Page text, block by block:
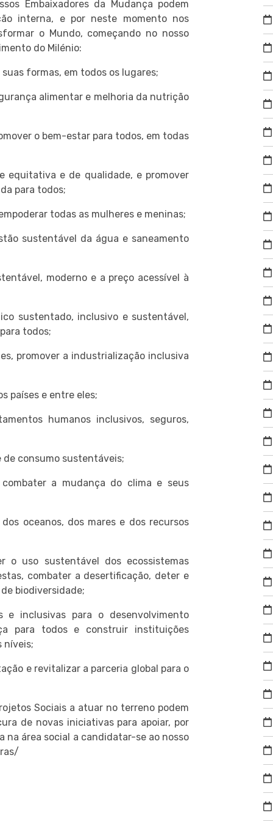
Embaixadores da Mudança podem
interna, e por neste momento nos
o Mundo, começando no nosso
do Milénio:
formas, em todos os lugares;
alimentar e melhoria da nutrição
o bem-estar para todos, em todas
equitativa e de qualidade, e promover
para todos;
todas as mulheres e meninas;
sustentável da água e saneamento
moderno e a preço acessível à
sustentado, inclusivo e sustentável,
todos;
promover a industrialização inclusiva
países e entre eles;
humanos inclusivos, seguros,
consumo sustentáveis;
a mudança do clima e seus
oceanos, dos mares e dos recursos
o uso sustentável dos ecossistemas
combater a desertificação, deter e
biodiversidade;
e inclusivas para o desenvolvimento
para todos e construir instituições
níveis;
e revitalizar a parceria global para o
Sociais a atuar no terreno podem
de novas iniciativas para apoiar, por
na área social a candidatar-se ao nosso